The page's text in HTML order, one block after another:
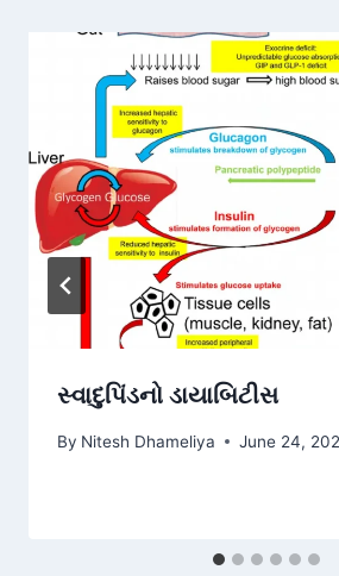
સ્વાદુપિંડનો ડાયાબિટીસ
By Nitesh Dhameliya June 24,